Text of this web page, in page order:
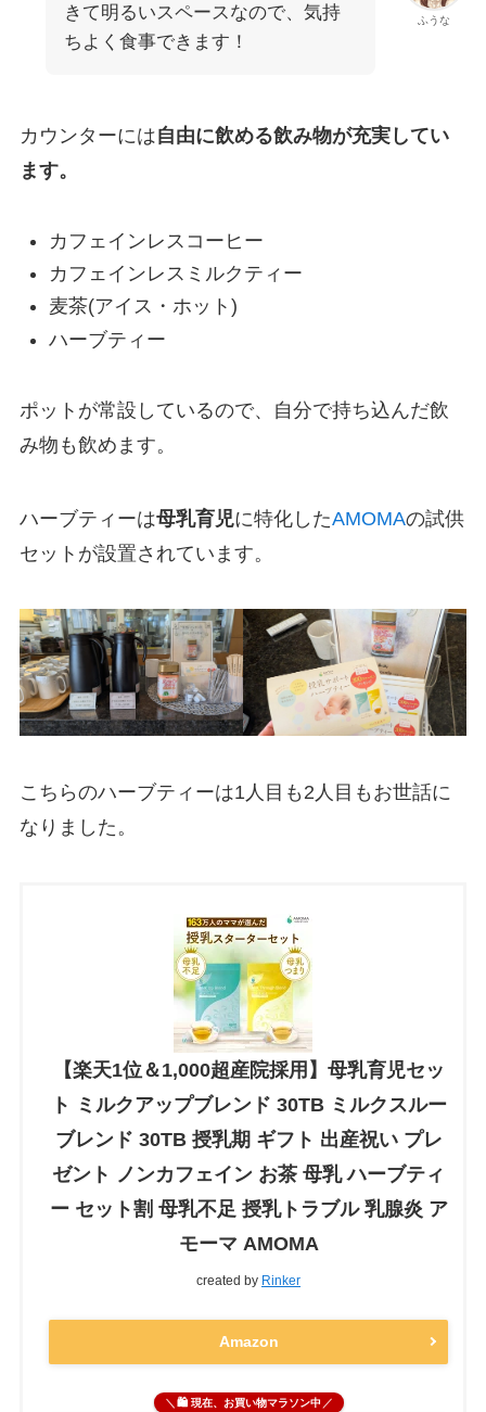
ふうな
きて明るいスペースなので、気持
ちよく食事できます！
カウンターには自由に飲める飲み物が充実してい
ます。
カフェインレスコーヒー
カフェインレスミルクティー
麦茶(アイス・ホット)
ハーブティー
ポットが常設しているので、自分で持ち込んだ飲
み物も飲めます。
ハーブティーは母乳育児に特化したAMOMAの試供
セットが設置されています。
こちらのハーブティーは1人目も2人目もお世話に
なりました。
【楽天1位＆1,000超産院採用】母乳育児セッ
ト ミルクアップブレンド 30TB ミルクスルー
ブレンド 30TB 授乳期 ギフト 出産祝い プレ
ゼント ノンカフェイン お茶 母乳 ハーブティ
ー セット割 母乳不足 授乳トラブル 乳腺炎 ア
モーマ AMOMA
created by Rinker
Amazon
🛍 現在、お買い物マラソン中